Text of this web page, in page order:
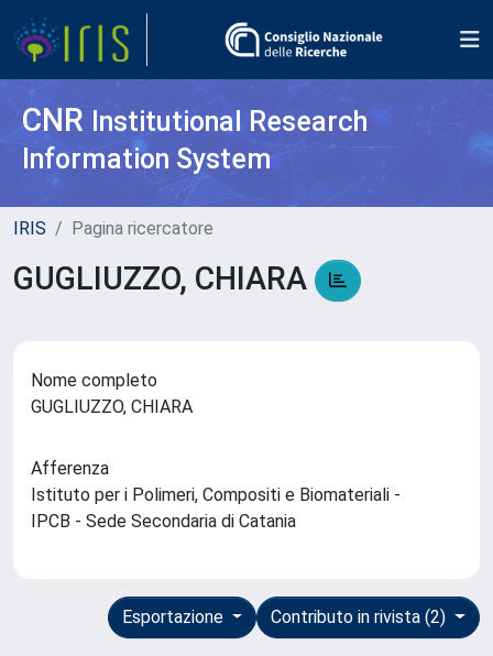
CNR Institutional Research
Information System
IRIS Pagina ricercatore
GUGLIUZZO, CHIARA
Nome completo
GUGLIUZZO, CHIARA
Afferenza
Istituto per i Polimeri, Compositi e Biomateriali -
IPCB - Sede Secondaria di Catania
Contributo in rivista (2)
Esportazione